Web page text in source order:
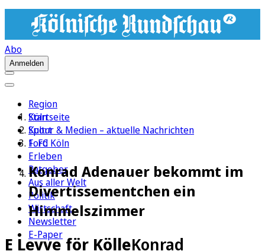
Abo
Anmelden
Region
Köln
Sport
1. FC Köln
Erleben
Ratgeber
Aus aller Welt
Politik
Wirtschaft
Newsletter
E-Paper
Startseite
Kultur & Medien – aktuelle Nachrichten
Ford
Konrad Adenauer bekommt im
Divertissementchen ein
Himmelszimmer
E Levve för KölleKonrad